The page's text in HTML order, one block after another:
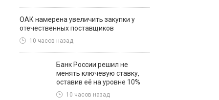
ОАК намерена увеличить закупки у
отечественных поставщиков
10 часов назад
Банк России решил не
менять ключевую ставку,
оставив её на уровне 10%
10 часов назад